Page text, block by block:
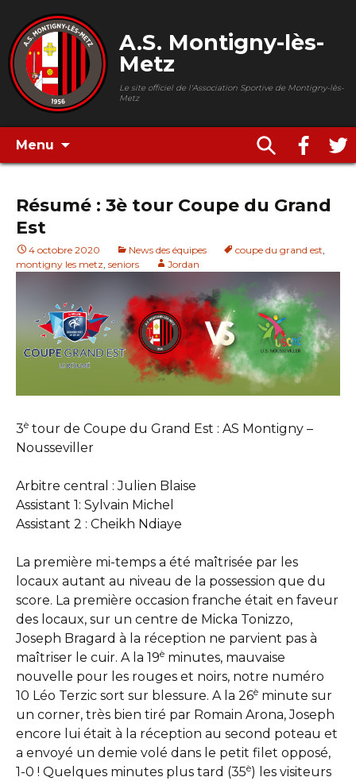
A.S. Montigny-lès-
Metz
Le site officiel de l'Association Sportive de Montigny-lès-
Metz
Menu
Résumé : 3è tour Coupe du Grand
Est
4 octobre 2020 News des équipes coupe du grand est,
montigny les metz, seniors Jordan
3è tour de Coupe du Grand Est : AS Montigny –
Nousseviller
Arbitre central : Julien Blaise
Assistant 1: Sylvain Michel
Assistant 2 : Cheikh Ndiaye
La première mi-temps a été maîtrisée par les
locaux autant au niveau de la possession que du
score. La première occasion franche était en faveur
des locaux, sur un centre de Micka Tonizzo,
Joseph Bragard à la réception ne parvient pas à
maîtriser le cuir. A la 19è minutes, mauvaise
nouvelle pour les rouges et noirs, notre numéro
10 Léo Terzic sort sur blessure. A la 26è minute sur
un corner, très bien tiré par Romain Arona, Joseph
encore lui était à la réception au second poteau et
a envoyé un demie volé dans le petit filet opposé,
1-0 ! Quelques minutes plus tard (35è) les visiteurs